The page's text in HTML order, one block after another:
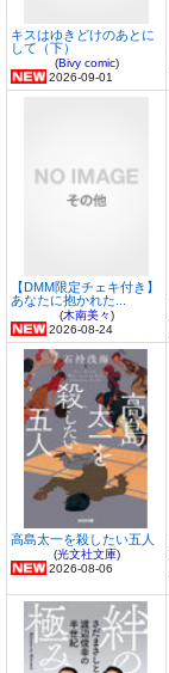
キスはゆきどけのあとに
して（下）
(Bivy comic)
2026-09-01
【DMM限定チェキ付き】
あなたに抱かれた...
(木南美々)
2026-08-24
高島太一を殺したい五人
(光文社文庫)
2026-08-06